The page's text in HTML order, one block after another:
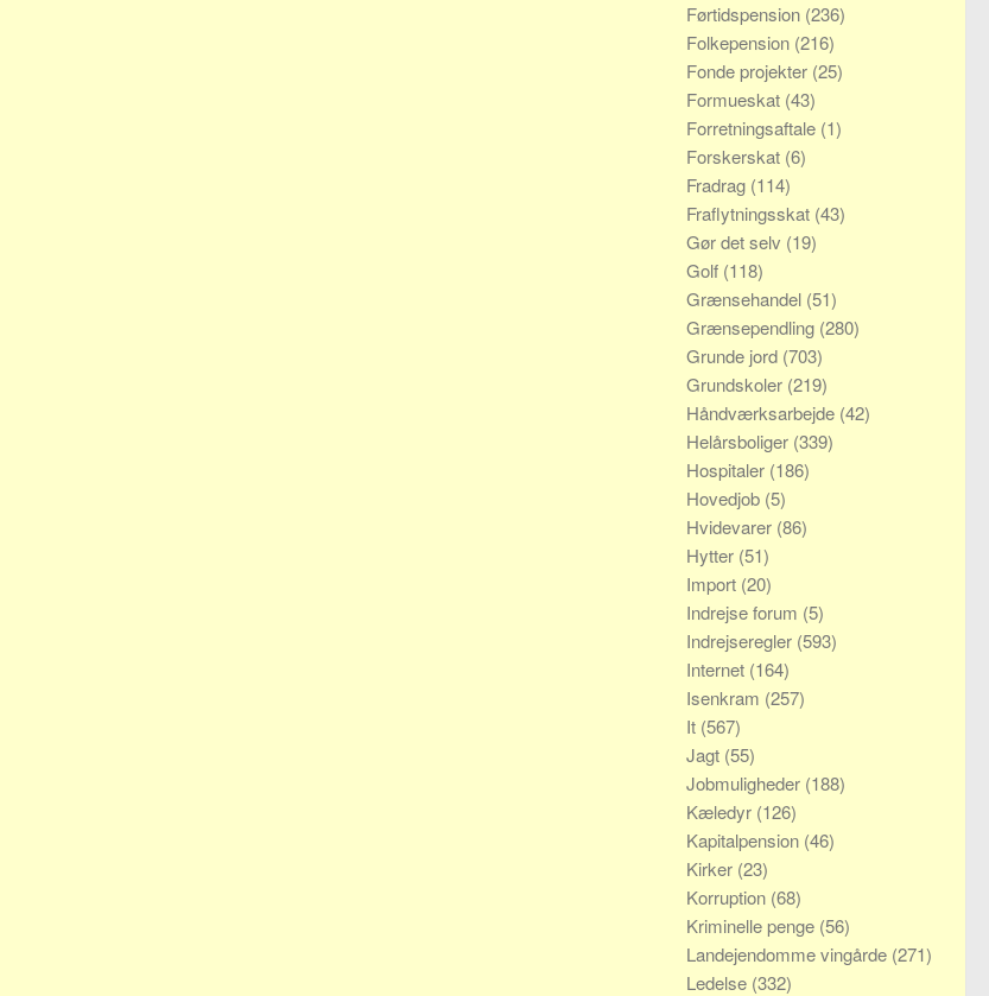
Førtidspension (236)
Folkepension (216)
Fonde projekter (25)
Formueskat (43)
Forretningsaftale (1)
Forskerskat (6)
Fradrag (114)
Fraflytningsskat (43)
Gør det selv (19)
Golf (118)
Grænsehandel (51)
Grænsependling (280)
Grunde jord (703)
Grundskoler (219)
Håndværksarbejde (42)
Helårsboliger (339)
Hospitaler (186)
Hovedjob (5)
Hvidevarer (86)
Hytter (51)
Import (20)
Indrejse forum (5)
Indrejseregler (593)
Internet (164)
Isenkram (257)
It (567)
Jagt (55)
Jobmuligheder (188)
Kæledyr (126)
Kapitalpension (46)
Kirker (23)
Korruption (68)
Kriminelle penge (56)
Landejendomme vingårde (271)
Ledelse (332)